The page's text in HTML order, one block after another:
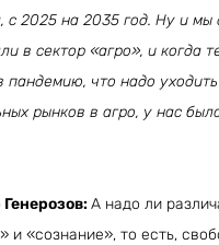
с 2025 на 2035 год. Ну и мы
в сектор «агро», и когда
пандемию, что надо
рынков в агро, у нас
А надо ли
и «сознание», то есть,